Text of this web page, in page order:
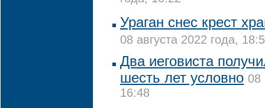
Ураган снес крест
08 августа 2022 года,
Два иеговиста
шесть лет условно 08
16:48